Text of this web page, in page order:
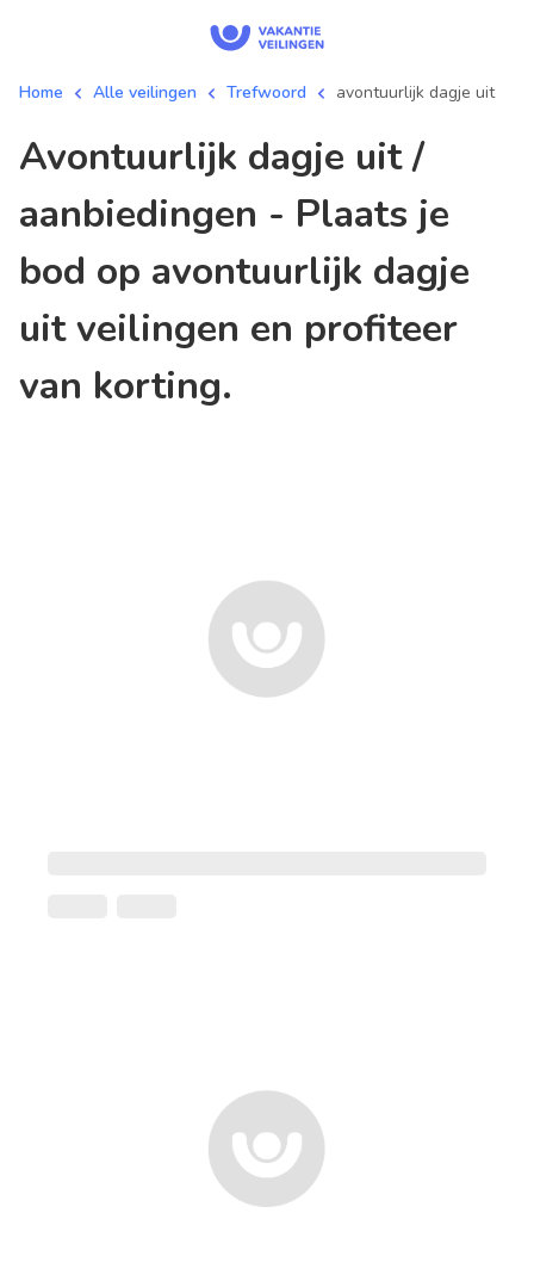
Home Alle veilingen Trefwoord avontuurlijk dagje uit
avontuurlijk dagje uit /
aanbiedingen - Plaats je
bod op avontuurlijk dagje
uit veilingen en profiteer
van korting.